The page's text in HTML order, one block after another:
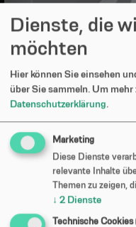
schon gewesen.
Vertreter auf und
dadaistische
statt gefunden haben...
http://
Dienste, die
möchten
Hier können Sie einsehen
über Sie sammeln. Um mehr
Datenschutzerklärung.
Marketing
Diese Dienste
relevante Inhalte
Themen zu zeigen,
↓ 2 Dienste
Technische Cookies